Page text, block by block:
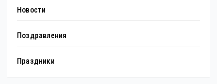
Новости
Поздравления
Праздники